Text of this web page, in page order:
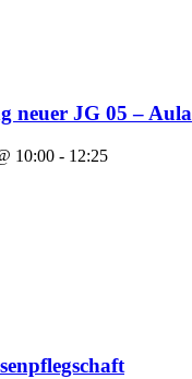
neuer JG 05 – Aula
10:00 - 12:25